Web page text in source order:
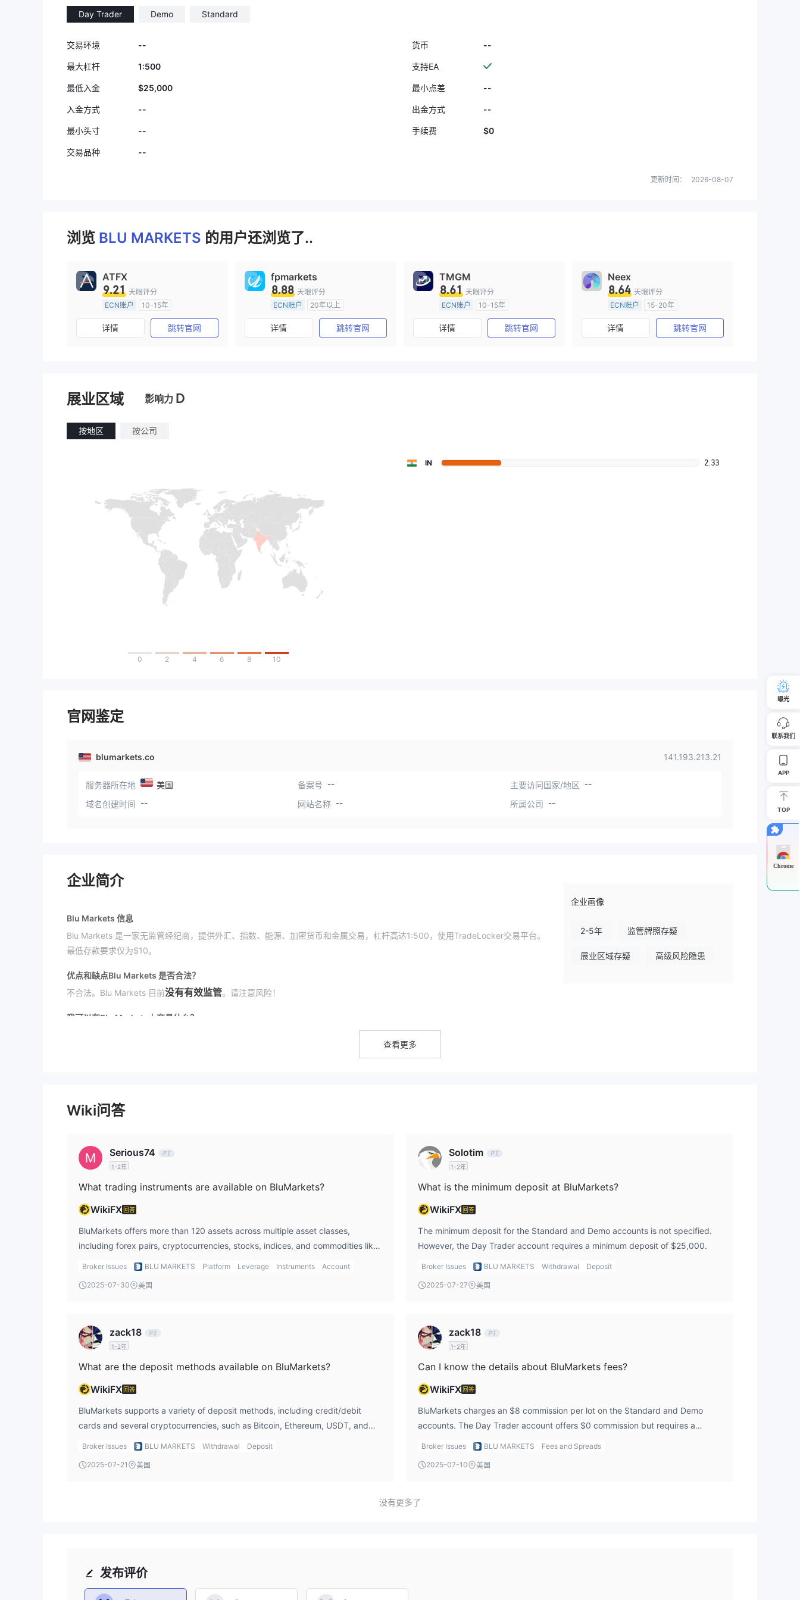
Day Trader Demo Standard
交易环境 -- 货币 --
最大杠杆 1:500 支持EA
最低入金 $25,000 最小点差 --
入金方式 -- 出金方式 --
最小头寸 -- 手续费 $0
交易品种 --
更新时间： 2026-08-07
浏览 BLU MARKETS 的用户还浏览了..
ATFX
9.21 天眼评分
ECN账户
10-15年
澳大利亚监管
全牌照 (MM)
主标MT4
详情 跳转官网
fpmarkets
8.88 天眼评分
ECN账户
20年以上
澳大利亚监管
全牌照 (MM)
主标MT4
详情 跳转官网
TMGM
8.61 天眼评分
ECN账户
10-15年
澳大利亚监管
全牌照 (MM)
主标MT4
详情 跳转官网
Neex
8.64 天眼评分
ECN账户
15-20年
澳大利亚监管
全牌照 (MM)
主标MT4
详情 跳转官网
展业区域 影响力 D
按地区 按公司
0 2 4 6 8 10
IN 2.33
官网鉴定
blumarkets.co 141.193.213.21
服务器所在地 美国 备案号 -- 主要访问国家/地区 --
域名创建时间 -- 网站名称 -- 所属公司 --
企业简介
Blu Markets 信息
Blu Markets 是一家无监管经纪商，提供外汇、指数、能源、加密货币和金属交易，杠杆高达1:500，使用TradeLocker交易平台。
最低存款要求仅为$10。
优点和缺点Blu Markets 是否合法？
不合法。Blu Markets 目前没有有效监管。请注意风险！
我可以在Blu Markets上交易什么？
杠杆
Blu Markets为所有账户类型提供最大杠杆比例
Blu Markets费用
交易平台
存款和取款
Blu Markets接受比特币、以太、莱特币、瑞波币、狗狗币和T以太币支付。Blu Markets 不收取取款费用。
存款选项
企业画像
2-5年 监管牌照存疑
展业区域存疑 高级风险隐患
查看更多
Wiki问答
Serious74
1-2年
What trading instruments are available on BluMarkets?
WikiFX 回答
BluMarkets offers more than 120 assets across multiple asset classes,
including forex pairs, cryptocurrencies, stocks, indices, and commodities like
gold, silver, and oil.
Broker Issues BLU MARKETS Platform Leverage Instruments Account
2025-07-30 美国
Solotim
1-2年
What is the minimum deposit at BluMarkets?
WikiFX 回答
The minimum deposit for the Standard and Demo accounts is not specified.
However, the Day Trader account requires a minimum deposit of $25,000.
Broker Issues BLU MARKETS Withdrawal Deposit
2025-07-27 美国
zack18
1-2年
What are the deposit methods available on BluMarkets?
WikiFX 回答
BluMarkets supports a variety of deposit methods, including credit/debit
cards and several cryptocurrencies, such as Bitcoin, Ethereum, USDT, and
Broker Issues BLU MARKETS Withdrawal Deposit
2025-07-21 美国
zack18
1-2年
Can I know the details about BluMarkets fees?
WikiFX 回答
BluMarkets charges an $8 commission per lot on the Standard and Demo
accounts. The Day Trader account offers $0 commission but requires a
minimum deposit of $25,000. It also has very tight spreads for most assets.
Broker Issues BLU MARKETS Fees and Spreads
2025-07-10 美国
没有更多了
发布评价
曝光
联系我们
APP
TOP
Chrome